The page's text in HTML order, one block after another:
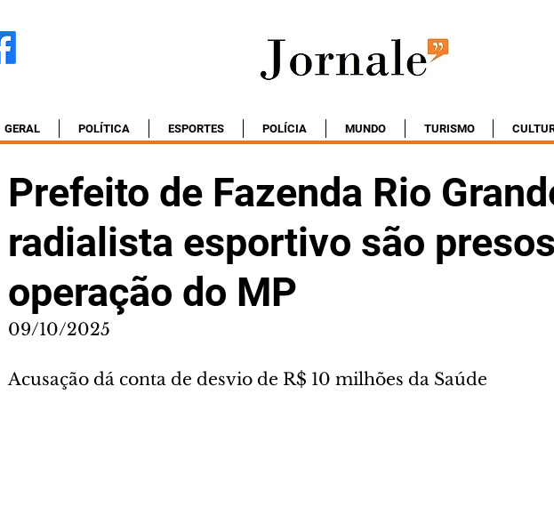
GERAL POLÍTICA ESPORTES POLÍCIA MUNDO TURISMO
Prefeito de Fazenda Rio
radialista esportivo são
operação do MP
09/10/2025
Acusação dá conta de desvio de R$ 10 milhões da Saúde